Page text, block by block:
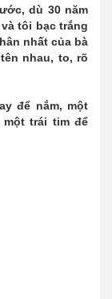
dù 30 năm
tôi bạc trắng
nhất của bà
nhau, to, rõ
để nắm, một
trái tim để